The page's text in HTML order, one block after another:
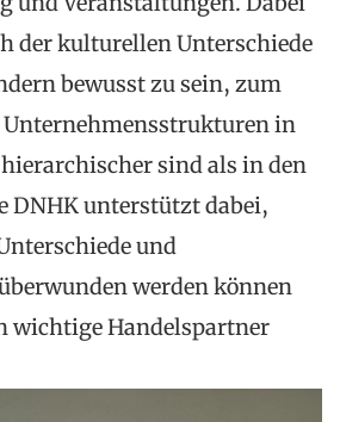
der kulturellen Unterschiede
bewusst zu sein, zum
Unternehmensstrukturen in
sind als in den
DNHK unterstützt dabei,
und
werden können
wichtige Handelspartner